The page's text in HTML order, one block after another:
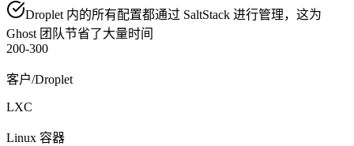
Droplet 内的所有配置都通过 SaltStack 进行管理，这为
Ghost 团队节省了大量时间
200-300
客户/Droplet
LXC
Linux 容器